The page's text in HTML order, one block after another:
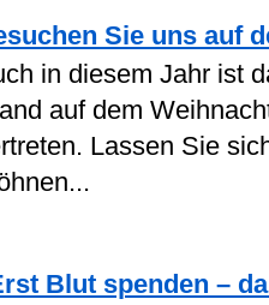
Sie uns auf
in diesem Jahr ist
auf dem
Lassen Sie
Blut spenden –